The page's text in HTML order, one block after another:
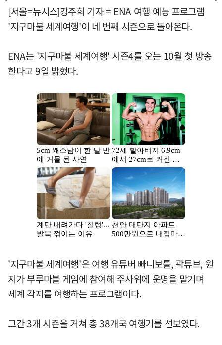
[서울=뉴시스]강주희 기자 = ENA 여행 예능 프로그램
'지구마불 세계여행'이 네 번째 시즌으로 돌아온다.
ENA는 '지구마불 세계여행' 시즌4를 오는 10월 첫 방송
한다고 9일 밝혔다.
'지구마불 세계여행'은 여행 유튜버 빠니보틀, 곽튜브, 원
지가 부루마블 게임에 참여해 주사위에 운명을 맡기며
세계 각지를 여행하는 프로그램이다.
그간 3개 시즌을 거쳐 총 38개국 여행기를 선보였다.